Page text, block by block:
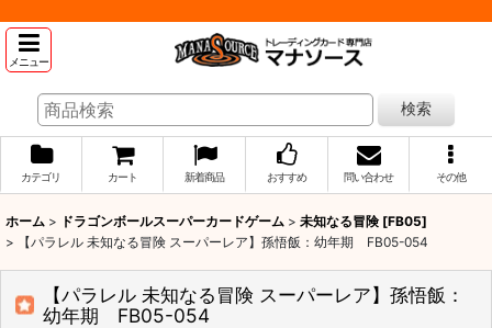
メニュー
検索
カテゴリ カート 新着商品 おすすめ 問い合わせ その他
ホーム > ドラゴンボールスーパーカードゲーム > 未知なる冒険 [FB05]
>
【パラレル 未知なる冒険 スーパーレア】孫悟飯：幼年期 FB05-054
【パラレル 未知なる冒険 スーパーレア】孫悟飯：
幼年期 FB05-054